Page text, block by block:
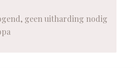
geen uitharding nodig